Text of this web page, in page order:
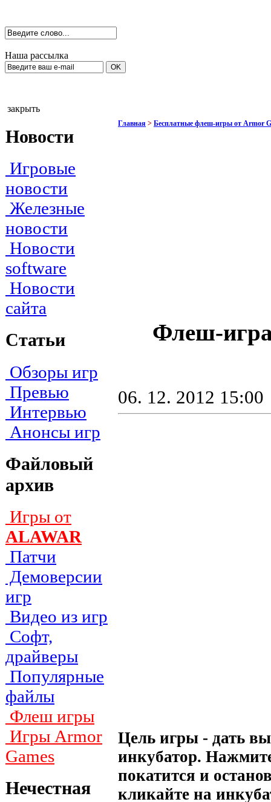
Наша рассылка
закрыть
Новости
Игровые
новости
Железные
новости
Новости
software
Новости
сайта
Статьи
Обзоры игр
Превью
Интервью
Анонсы игр
Файловый
архив
Игры от
ALAWAR
Патчи
Демоверсии
игр
Видео из игр
Софт,
драйверы
Популярные
файлы
Флеш игры
Игры Armor
Games
Нечестная
Главная > Бесплатные флеш-игры от Armor
Флеш-
06. 12. 2012 15:00
Цель игры - дать
инкубатор.
покатится и
кликайте на